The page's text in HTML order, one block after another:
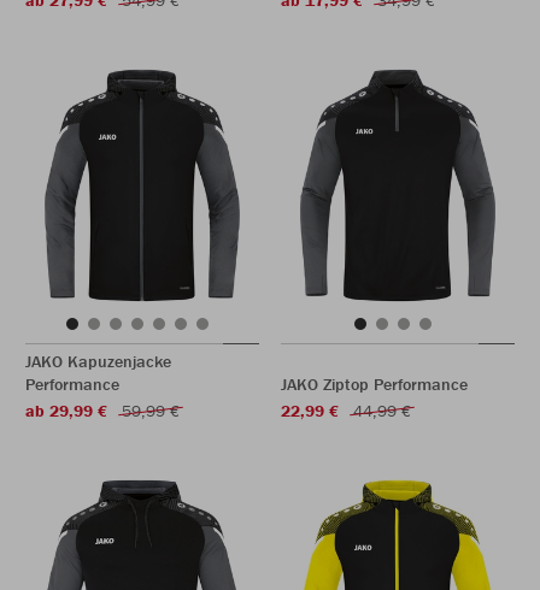
JAKO Kapuzenjacke
Performance
ab 29,99 €
59,99 €
JAKO Ziptop Performance
22,99 €
44,99 €